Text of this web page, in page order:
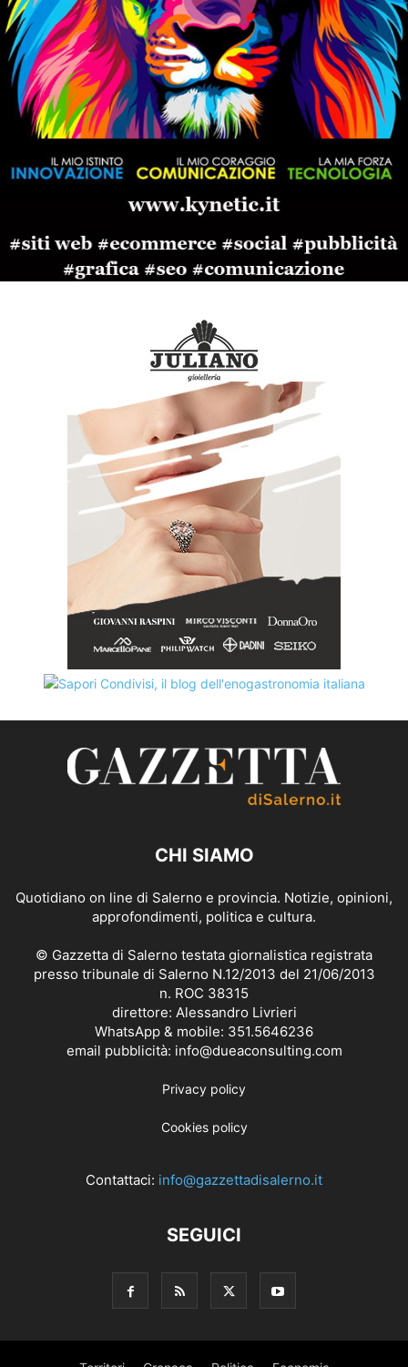
CHI SIAMO
Quotidiano on line di Salerno e provincia. Notizie, opinioni,
approfondimenti, politica e cultura.
© Gazzetta di Salerno testata giornalistica registrata
presso tribunale di Salerno N.12/2013 del 21/06/2013
n. ROC 38315
direttore: Alessandro Livrieri
WhatsApp & mobile: 351.5646236
email pubblicità: info@dueaconsulting.com
Privacy policy
Cookies policy
Contattaci: info@gazzettadisalerno.it
SEGUICI